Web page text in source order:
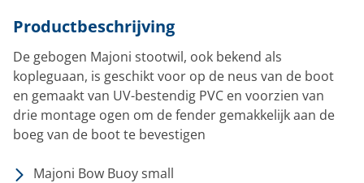
Productbeschrijving
De gebogen Majoni stootwil, ook bekend als
kopleguaan, is geschikt voor op de neus van de boot
en gemaakt van UV-bestendig PVC en voorzien van
drie montage ogen om de fender gemakkelijk aan de
boeg van de boot te bevestigen
Majoni Bow Buoy small